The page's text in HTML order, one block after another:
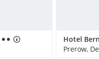
Prerow,